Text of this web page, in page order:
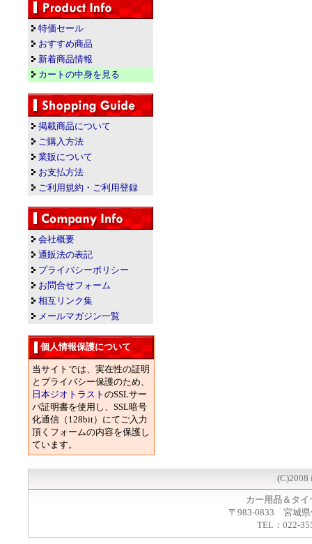
特価セール
おすすめ商品
新着商品情報
カートの中身を見る
掲載商品について
ご購入方法
業販について
お支払方法
ご利用規約・ご利用登録
会社概要
通販法の表記
プライバシーポリシー
お問合せフォーム
相互リンク集
メールマガジン一覧
個人情報保護について
当サイトでは、実在性の証明
とプライバシー保護のため、
日本ジオトラスト のSSLサー
バ証明書を使用し、SSL暗号
化通信（128bit）にてご入力
頂くフォームの内容を保護し
ています。
(C)2008
カー用品＆タ
〒983-0833 宮城県
TEL：022-